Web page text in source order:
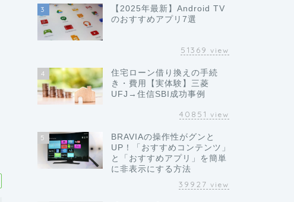
3
【2025年最新】Android TV
のおすすめアプリ7選
51369 view
4
住宅ローン借り換えの手続
き・費用【実体験】三菱
UFJ→住信SBI成功事例
40851 view
5
BRAVIAの操作性がグンと
UP！「おすすめコンテンツ」
と「おすすめアプリ」を簡単
に非表示にする方法
39927 view